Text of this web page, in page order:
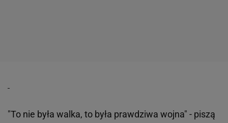
"To nie była walka, to była prawdziwa wojna" - piszą